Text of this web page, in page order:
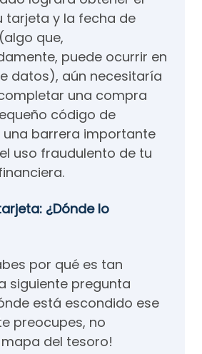
tarjeta y la fecha de
que,
puede ocurrir en
datos), aún necesitaría
una compra
código de
una barrera importante
uso fraudulento de tu
¿Dónde lo
por qué es tan
siguiente pregunta
está escondido ese
preocupes, no
del tesoro!